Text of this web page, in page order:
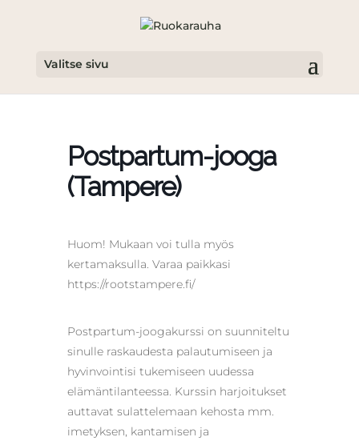
Valitse sivu
Postpartum-jooga
(Tampere)
Huom! Mukaan voi tulla myös
kertamaksulla. Varaa paikkasi
https://rootstampere.fi/
Postpartum-joogakurssi on suunniteltu
sinulle raskaudesta palautumiseen ja
hyvinvointisi tukemiseen uudessa
elämäntilanteessa. Kurssin harjoitukset
auttavat sulattelemaan kehosta mm.
imetyksen, kantamisen ja